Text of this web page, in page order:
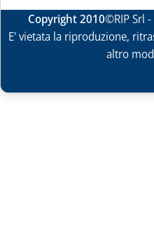
Copyright 2010©RIP Srl -
E' vietata la riproduzione,
altro